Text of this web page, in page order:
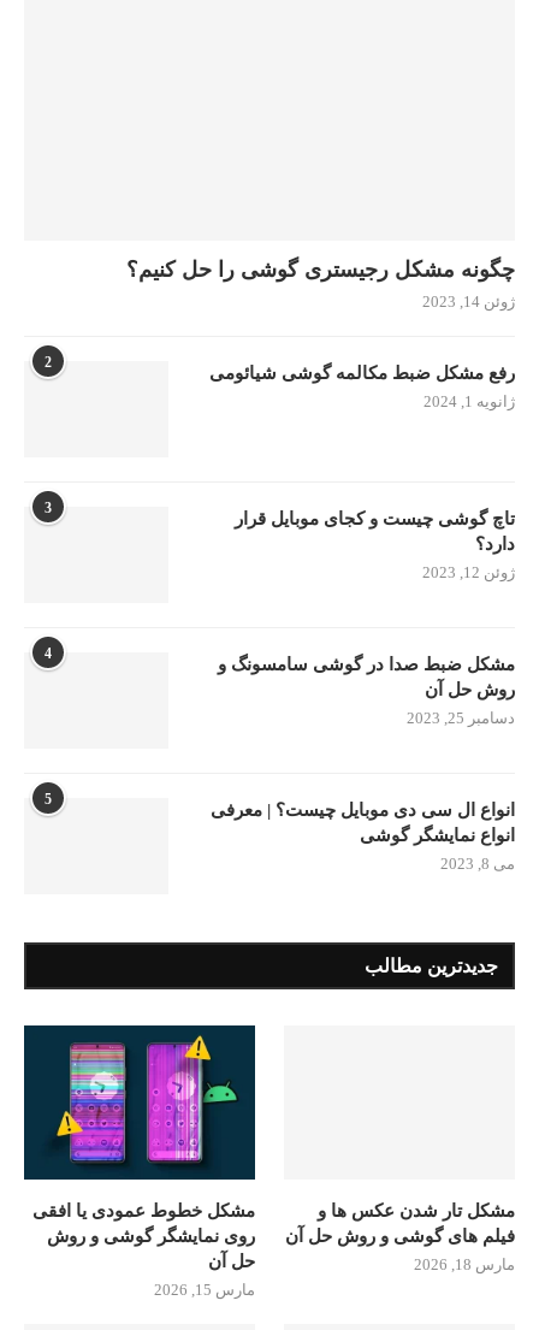
چگونه مشکل رجیستری گوشی را حل کنیم؟
ژوئن 14, 2023
2
رفع مشکل ضبط مکالمه گوشی شیائومی
ژانویه 1, 2024
3
تاچ گوشی چیست و کجای موبایل قرار
دارد؟
ژوئن 12, 2023
4
مشکل ضبط صدا در گوشی سامسونگ و
روش حل آن
دسامبر 25, 2023
5
انواع ال سی دی موبایل چیست؟ | معرفی
انواع نمایشگر گوشی
می 8, 2023
جدیدترین مطالب
مشکل تار شدن عکس ها و
فیلم های گوشی و روش حل آن
مارس 18, 2026
مشکل خطوط عمودی یا افقی
روی نمایشگر گوشی و روش
حل آن
مارس 15, 2026